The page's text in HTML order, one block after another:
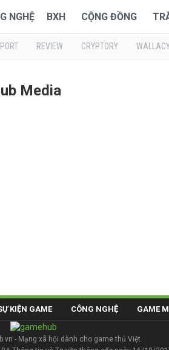
NGHỆ BXH CỘNG ĐỒNG
REVIEW CRYPTORY
Media
KIỆN GAME CÔNG NGHỆ GAME
- Mạng xã hội dành cho game thủ Việt.